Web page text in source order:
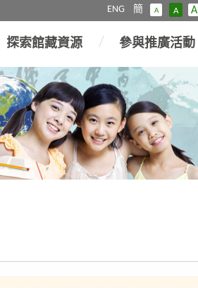
ENG 簡 A A A
探索館藏資源 參與推廣活動